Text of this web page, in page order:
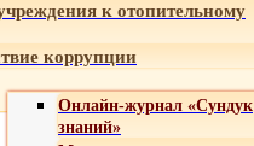
к отопительному
коррупции
Онлайн-журнал «Сундук
знаний»